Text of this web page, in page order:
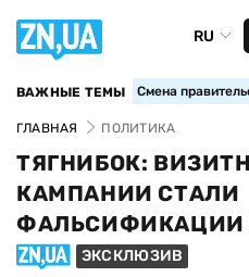
RU
ВАЖНЫЕ ТЕМЫ Смена
ГЛАВНАЯ ПОЛИТИКА
ТЯГНИБОК:
КАМПАНИИ СТАЛИ
ФАЛЬСИФИКАЦИИ
ЭКСКЛЮЗИВ